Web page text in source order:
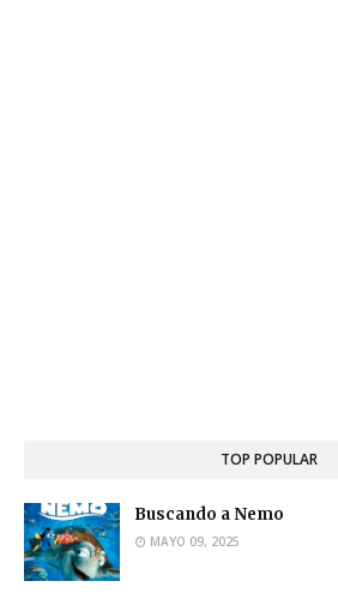
TOP POPULAR
Buscando a Nemo
MAYO 09, 2025